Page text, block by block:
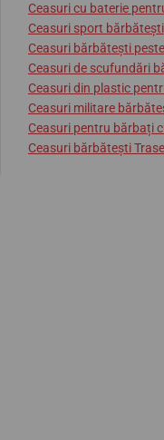
Ceasuri cu baterie
Ceasuri sport bărbătești
Ceasuri bărbătești
Ceasuri de scufundări
Ceasuri din plastic
Ceasuri militare
Ceasuri pentru bărbați
Ceasuri bărbătești